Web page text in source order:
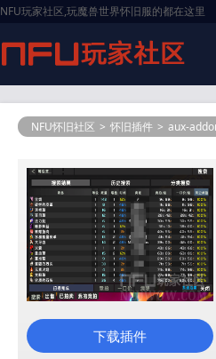
NFU玩家社区,玩魔兽世界怀旧服的都在这里
NFU怀旧社区 > 怀旧插件 > aux-
下载插件